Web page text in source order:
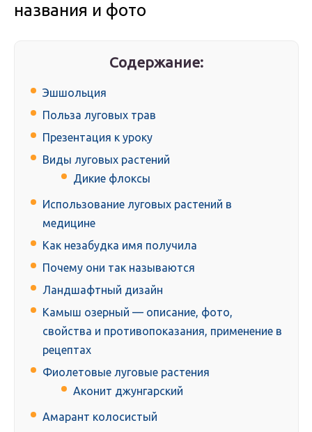
названия и фото
Содержание:
Эшшольция
Польза луговых трав
Презентация к уроку
Виды луговых растений
Дикие флоксы
Использование луговых растений в
медицине
Как незабудка имя получила
Почему они так называются
Ландшафтный дизайн
Камыш озерный — описание, фото,
свойства и противопоказания, применение в
рецептах
Фиолетовые луговые растения
Аконит джунгарский
Амарант колосистый